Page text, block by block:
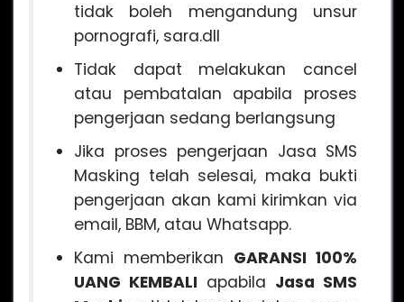
tidak boleh mengandung unsur
pornografi, sara.dll
Tidak dapat melakukan cancel
atau pembatalan apabila proses
pengerjaan sedang berlangsung
Jika proses pengerjaan Jasa SMS
Masking telah selesai, maka bukti
pengerjaan akan kami kirimkan via
email, BBM, atau Whatsapp.
Kami memberikan GARANSI 100%
UANG KEMBALI apabila Jasa SMS